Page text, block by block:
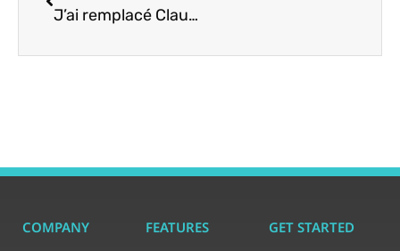
J’ai remplacé Claude Code par Codex et j’aurais dû le faire plus tôt
COMPANY FEATURES GET STARTED